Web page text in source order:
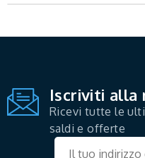
Iscriviti alla
Ricevi tutte le
saldi e offerte